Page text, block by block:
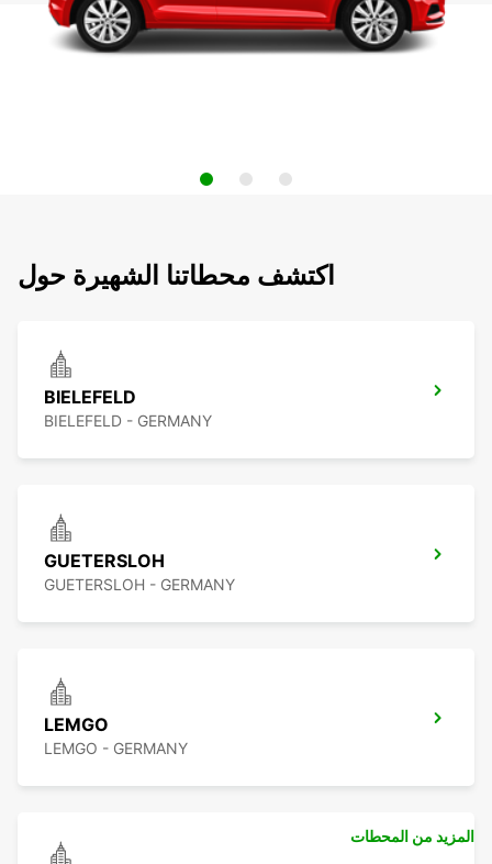
اكتشف محطاتنا الشهيرة حول
BIELEFELD
BIELEFELD - GERMANY
GUETERSLOH
GUETERSLOH - GERMANY
LEMGO
LEMGO - GERMANY
المزيد من المحطات